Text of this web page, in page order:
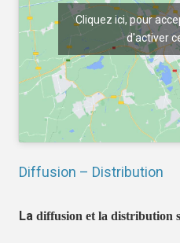
Cliquez ici, pour
d'activer
Diffusion – Distribution
La diffusion et la distribution